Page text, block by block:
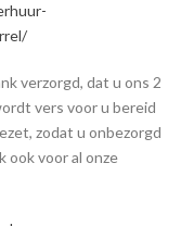
verzorgd, dat u ons 2
vers voor u bereid
zodat u onbezorgd
ook voor al onze